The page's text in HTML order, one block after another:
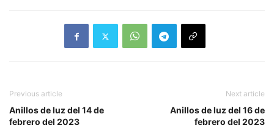
Previous article
Anillos de luz del 14 de
febrero del 2023
Next article
Anillos de luz del 16 de
febrero del 2023